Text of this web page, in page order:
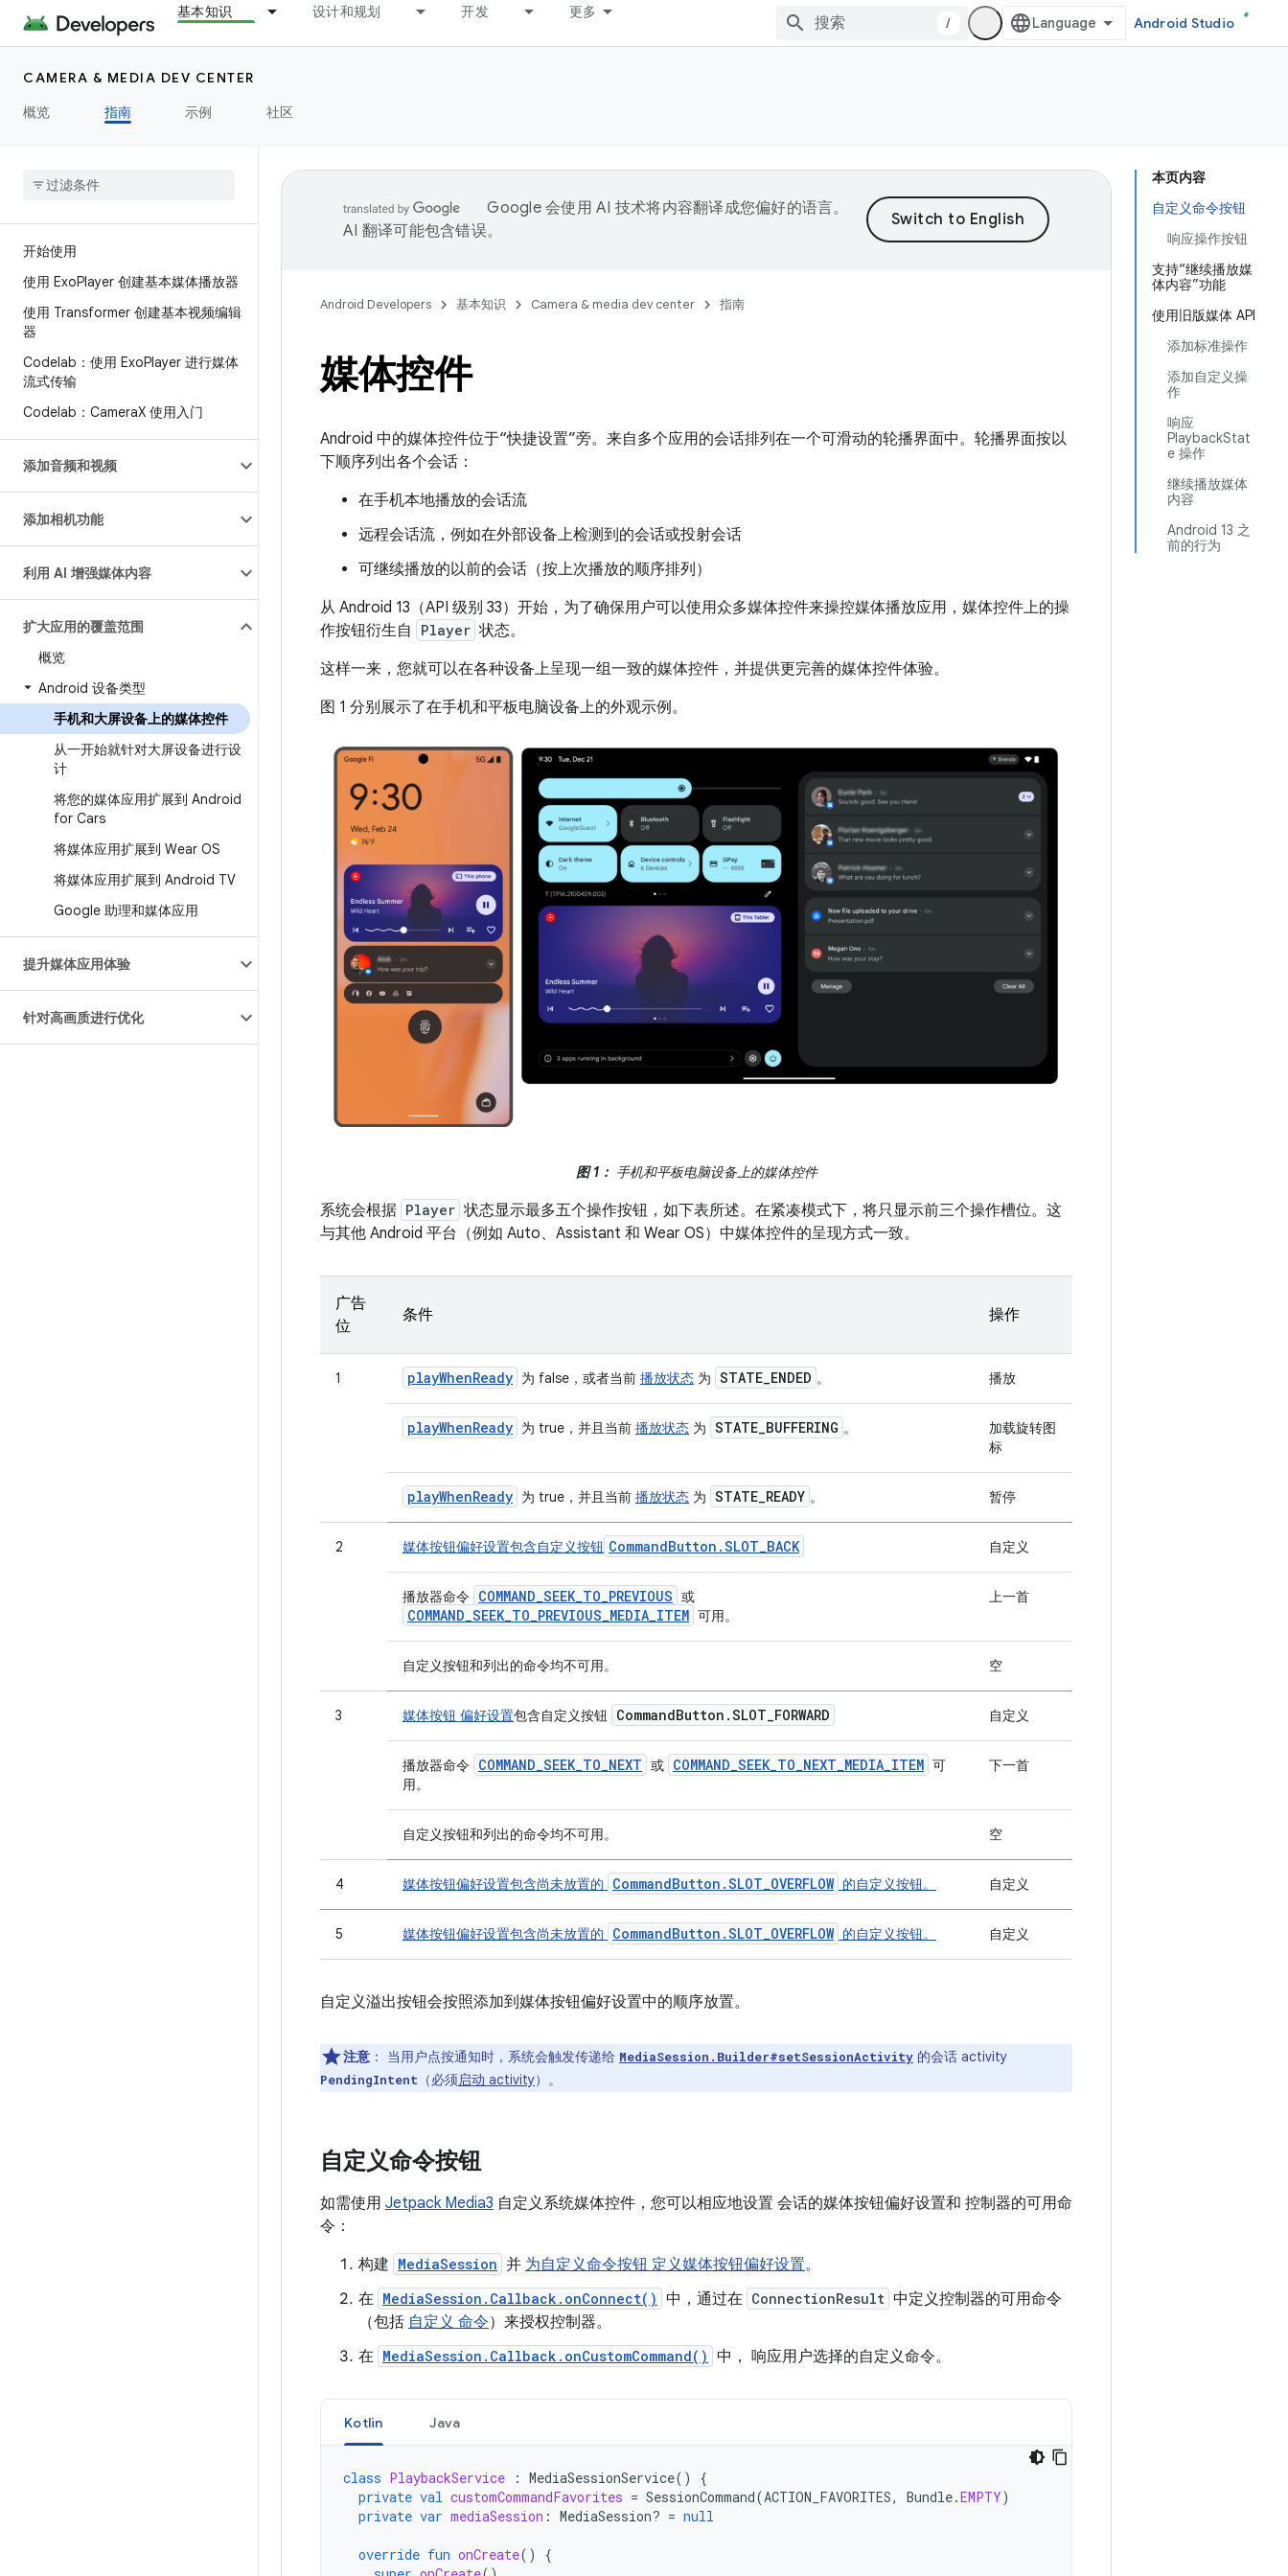
基本知识 设计和规划 开发 更多
/ Android Studio
CAMERA & MEDIA DEV CENTER
概览
指南 示例 社区
开始使用
使用 ExoPlayer 创建基本媒体播放器
使用 Transformer 创建基本视频编辑
器
Codelab：使用 ExoPlayer 进行媒体
流式传输
Codelab：CameraX 使用入门
添加音频和视频
添加相机功能
利用 AI 增强媒体内容
扩大应用的覆盖范围
概览
Android 设备类型
手机和大屏设备上的媒体控件
从一开始就针对大屏设备进行设
计
将您的媒体应用扩展到 Android
for Cars
将媒体应用扩展到 Wear OS
将媒体应用扩展到 Android TV
Google 助理和媒体应用
提升媒体应用体验
针对高画质进行优化
本页内容
自定义命令按钮
响应操作按钮
支持“继续播放媒
体内容”功能
使用旧版媒体 API
添加标准操作
添加自定义操
作
响应
PlaybackStat
e 操作
继续播放媒体
内容
Android 13 之
前的行为
Google 会使用 AI 技术将内容翻译成您偏好的语言。
AI 翻译可能包含错误。
Android Developers 基本知识 Camera & media dev center 指南
媒体控件
Android 中的媒体控件位于“快捷设置”旁。来自多个应用的会话排列在一个可滑动的轮播界面中。轮播界面按以
下顺序列出各个会话：
在手机本地播放的会话流
远程会话流，例如在外部设备上检测到的会话或投射会话
可继续播放的以前的会话（按上次播放的顺序排列）
从 Android 13（API 级别 33）开始，为了确保用户可以使用众多媒体控件来操控媒体播放应用，媒体控件上的操
作按钮衍生自
Player 状态。
这样一来，您就可以在各种设备上呈现一组一致的媒体控件，并提供更完善的媒体控件体验。
图 1 分别展示了在手机和平板电脑设备上的外观示例。
图 1： 手机和平板电脑设备上的媒体控件
系统会根据 Player 状态显示最多五个操作按钮，如下表所述。在紧凑模式下，将只显示前三个操作槽位。这
与其他 Android 平台（例如 Auto、Assistant 和 Wear OS）中媒体控件的呈现方式一致。
广告
位
条件 操作
1 playWhenReady 为 false，或者当前 播放状态 为 STATE ENDED 。 播放
playWhenReady 为 true，并且当前 播放状态 为 STATE BUFFERING 。
加载旋转图
标
playWhenReady 为 true，并且当前 播放状态 为 STATE READY 。 暂停
2 媒体按钮偏好设置包含自定义按钮 CommandButton.SLOT_BACK 自定义
播放器命令 COMMAND_SEEK_TO_PREVIOUS 或
COMMAND_SEEK_TO_PREVIOUS_MEDIA_ITEM 可用。
上一首
自定义按钮和列出的命令均不可用。 空
3 媒体按钮 偏好设置包含自定义按钮 CommandButton .SLOT FORWARD 自定义
播放器命令 COMMAND_SEEK_TO_NEXT 或 COMMAND_SEEK_TO_NEXT_MEDIA_ITEM 可
用。
下一首
自定义按钮和列出的命令均不可用。 空
4 媒体按钮偏好设置包含尚未放置的 CommandButton.SLOT_OVERFLOW 的自定义按钮。 自定义
5 媒体按钮偏好设置包含尚未放置的 CommandButton.SLOT_OVERFLOW 的自定义按钮。 自定义
自定义溢出按钮会按照添加到媒体按钮偏好设置中的顺序放置。
注意 ： 当用户点按通知时，系统会触发传递给 MediaSession.Builder#setSessionActivity 的会话 activity
PendingIntent （必须启动 activity）。
自定义命令按钮
如需使用 Jetpack Media3 自定义系统媒体控件，您可以相应地设置 会话的媒体按钮偏好设置和 控制器的可用命
令：
构建 MediaSession 并 为自定义命令按钮 定义媒体按钮偏好设置。
在 MediaSession.Callback.onConnect() 中，通过在 ConnectionResult 中定义控制器的可用命令
（包括 自定义 命令）来授权控制器。
在 MediaSession.Callback.onCustomCommand() 中， 响应用户选择的自定义命令。
Kotlin Java
class PlaybackService : MediaSessionService()
{
private val customCommandFavorites = SessionCommand(ACTION_FAVORITES, Bundle.EMPTY)
private var mediaSession : MediaSession? = null
override fun onCreate()
{